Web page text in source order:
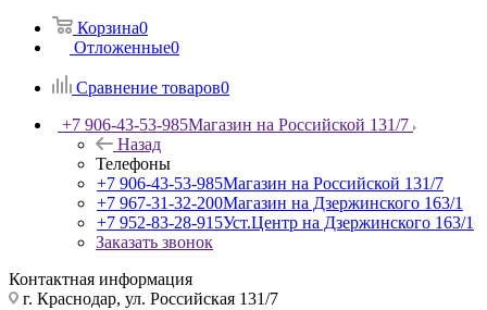
Корзина0
Отложенные0
Сравнение товаров0
+7 906-43-53-985Магазин на Российской 131/7
Назад
Телефоны
+7 906-43-53-985Магазин на Российской 131/7
+7 967-31-32-200Магазин на Дзержинского 163/1
+7 952-83-28-915Уст.Центр на Дзержинского 163/1
Заказать звонок
Контактная информация
г. Краснодар, ул. Российская 131/7